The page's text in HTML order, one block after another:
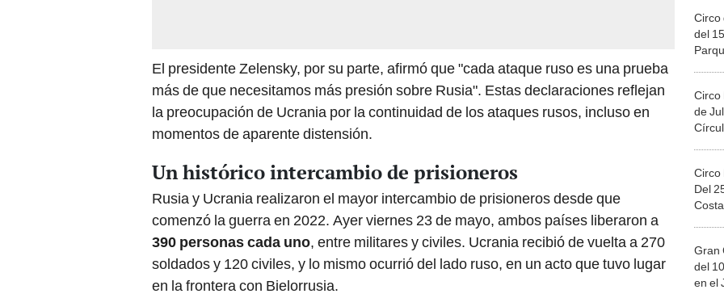
más de que necesitamos más presión sobre Rusia". Estas declaraciones reflejan
la preocupación de Ucrania por la continuidad de los ataques rusos, incluso en
momentos de aparente distensión.
Rusia y Ucrania realizaron el mayor intercambio de prisioneros desde que
comenzó la guerra en 2022. Ayer viernes 23 de mayo, ambos países liberaron a
390 personas cada uno, entre militares y civiles. Ucrania recibió de vuelta a 270
soldados y 120 civiles, y lo mismo ocurrió del lado ruso, en un acto que tuvo lugar
en la frontera con Bielorrusia.
del
de
Del
del
en el